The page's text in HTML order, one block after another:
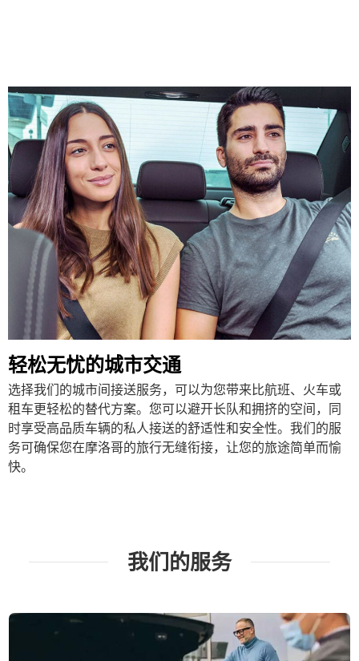
轻松无忧的城市交通
选择我们的城市间接送服务，可以为您带来比航班、火车或
租车更轻松的替代方案。您可以避开长队和拥挤的空间，同
时享受高品质车辆的私人接送的舒适性和安全性。我们的服
务可确保您在摩洛哥的旅行无缝衔接，让您的旅途简单而愉
快。
我们的服务